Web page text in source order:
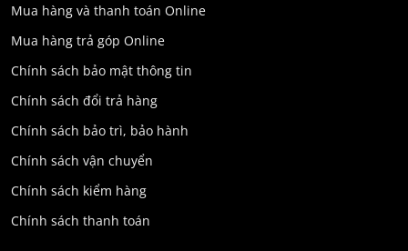
Mua hàng và thanh toán Online
Mua hàng trả góp Online
Chính sách bảo mật thông tin
Chính sách đổi trả hàng
Chính sách bảo trì, bảo hành
Chính sách vận chuyển
Chính sách kiểm hàng
Chính sách thanh toán